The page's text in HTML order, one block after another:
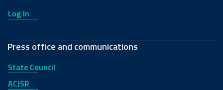
Log In
Press office and communications
State Council
ACJSR